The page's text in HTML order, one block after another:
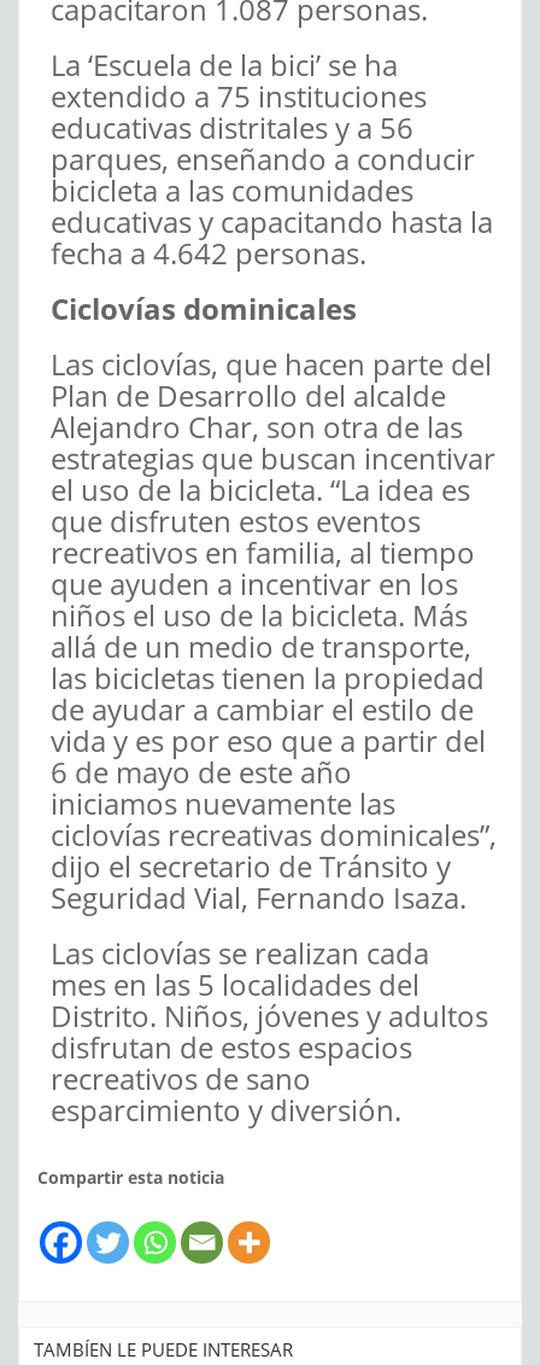
capacitaron 1.087 personas.
La ‘Escuela de la bici’ se ha
extendido a 75 instituciones
educativas distritales y a 56
parques, enseñando a conducir
bicicleta a las comunidades
educativas y capacitando hasta la
fecha a 4.642 personas.
Ciclovías dominicales
Las ciclovías, que hacen parte del
Plan de Desarrollo del alcalde
Alejandro Char, son otra de las
estrategias que buscan incentivar
el uso de la bicicleta. “La idea es
que disfruten estos eventos
recreativos en familia, al tiempo
que ayuden a incentivar en los
niños el uso de la bicicleta. Más
allá de un medio de transporte,
las bicicletas tienen la propiedad
de ayudar a cambiar el estilo de
vida y es por eso que a partir del
6 de mayo de este año
iniciamos nuevamente las
ciclovías recreativas dominicales”,
dijo el secretario de Tránsito y
Seguridad Vial, Fernando Isaza.
Las ciclovías se realizan cada
mes en las 5 localidades del
Distrito. Niños, jóvenes y adultos
disfrutan de estos espacios
recreativos de sano
esparcimiento y diversión.
Compartir esta noticia
TAMBÍEN LE PUEDE INTERESAR